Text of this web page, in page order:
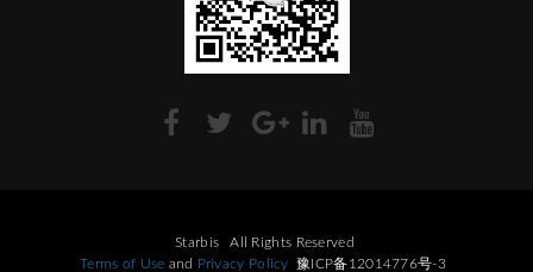
Starbis
All Rights Reserved
Terms of Use and Privacy Policy 豫ICP备12014776号-3